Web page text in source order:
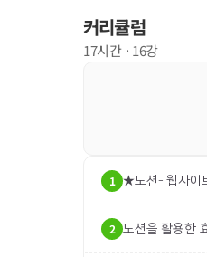
커리큘럼
17시간 · 16강
1 ★노션- 웹사이
2 노션을 활용한